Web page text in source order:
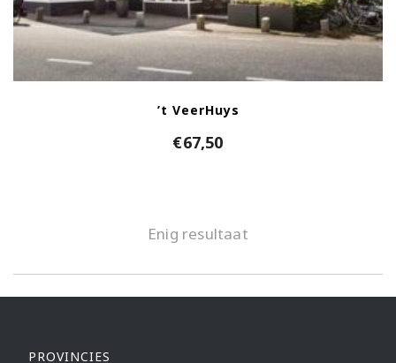
’t VeerHuys
€67,50
Enig resultaat
PROVINCIES